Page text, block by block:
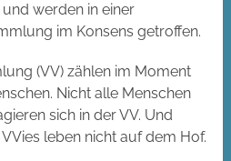
werden in einer
im Konsens getroffen.
(VV) zählen im Moment
Nicht alle Menschen
sich in der VV. Und
leben nicht auf dem Hof.